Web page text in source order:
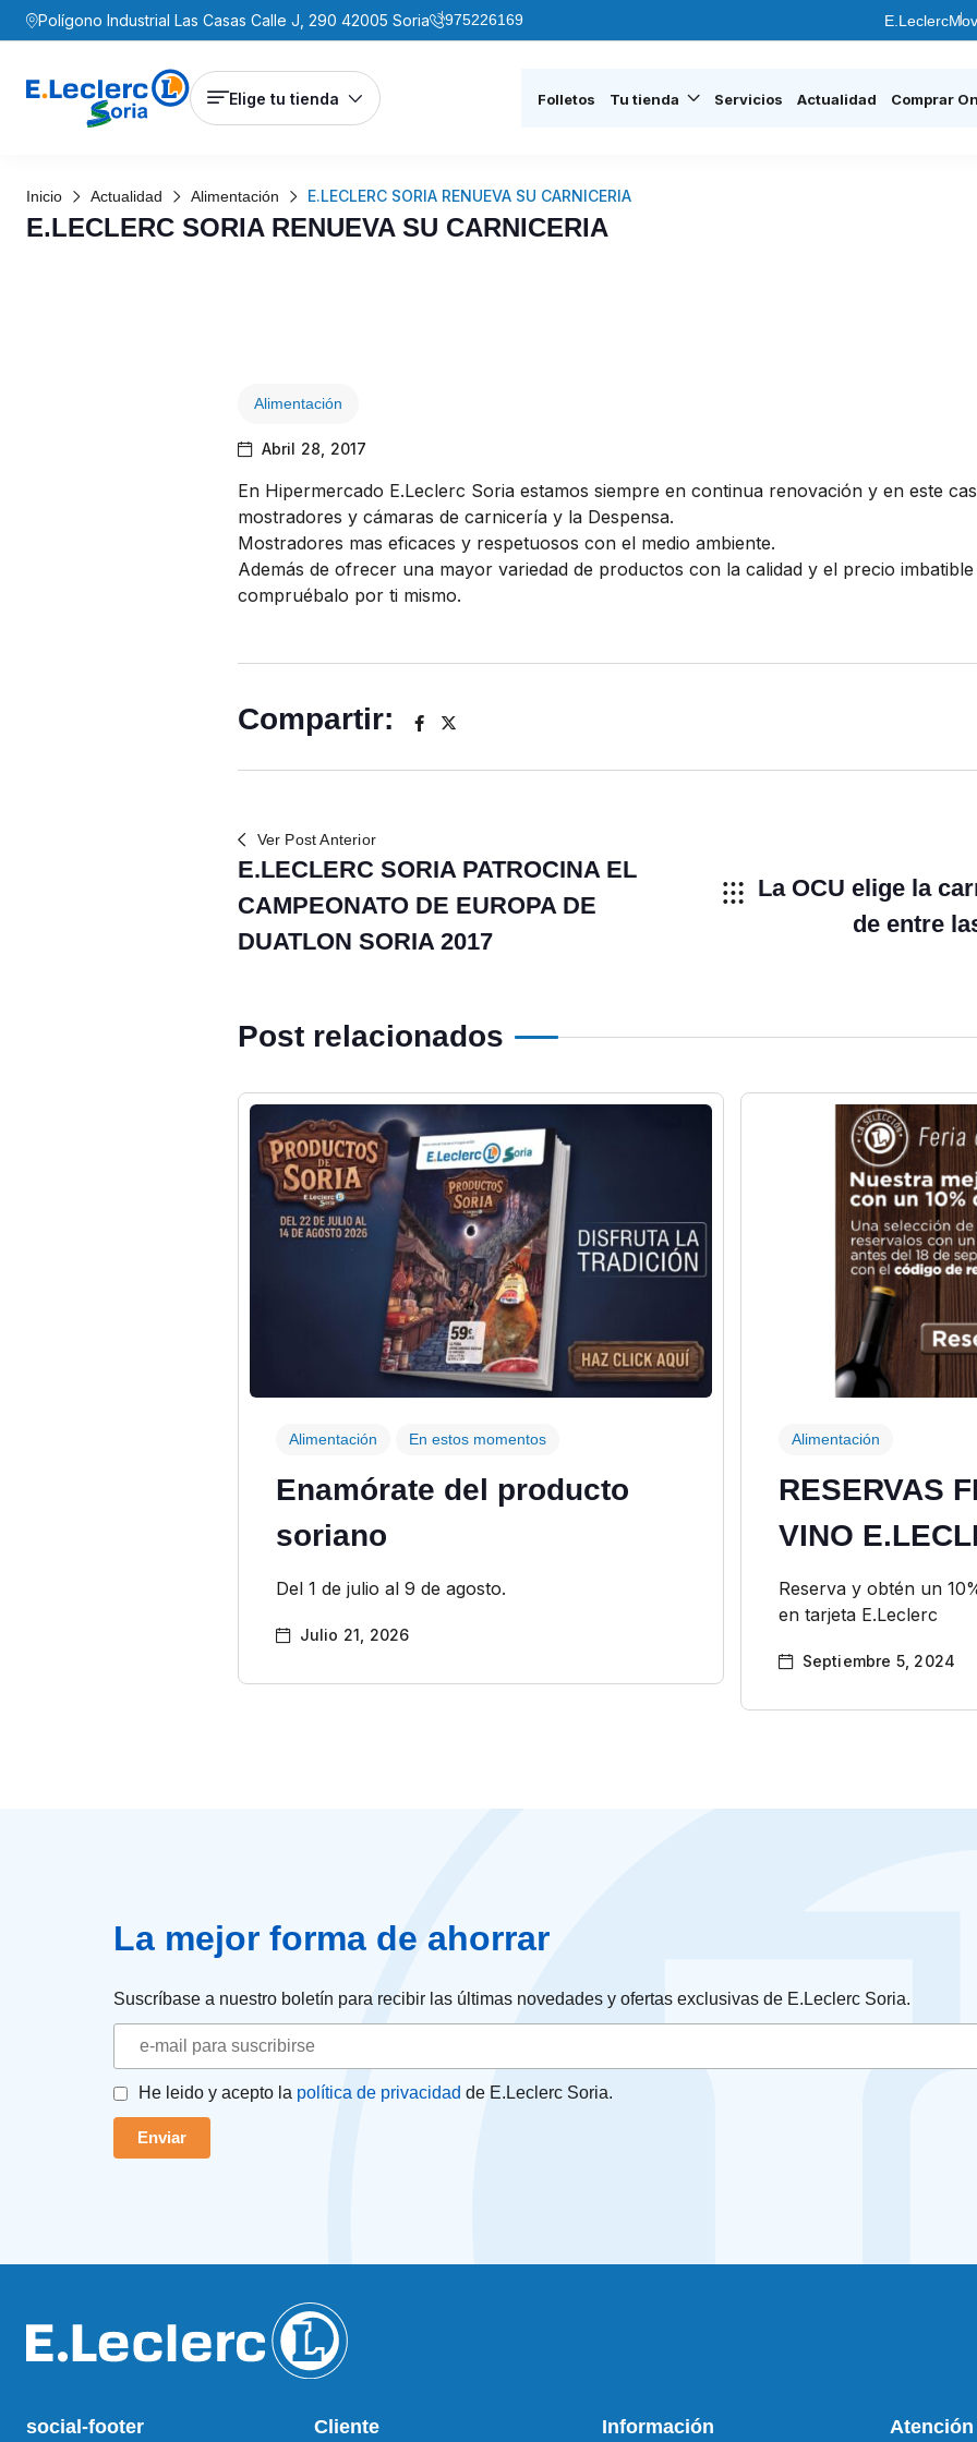
Polígono Industrial Las Casas Calle J, 290 42005 Soria 975226169 E.Leclerc
Elige tu tienda Folletos Tu tienda Servicios Actualidad Comprar
Inicio Actualidad Alimentación E.LECLERC SORIA RENUEVA SU CARNICERIA
E.LECLERC SORIA RENUEVA SU CARNICERIA
Alimentación
Abril 28, 2017
En Hipermercado E.Leclerc Soria estamos siempre en continua renovación y en este
mostradores y cámaras de carnicería y la Despensa.
Mostradores mas eficaces y respetuosos con el medio ambiente.
Además de ofrecer una mayor variedad de productos con la calidad y el precio
compruébalo por ti mismo.
Compartir:
Ver Post Anterior
E.LECLERC SORIA PATROCINA EL
CAMPEONATO DE EUROPA DE
DUATLON SORIA 2017
La OCU elige la
de entre
Post relacionados
Alimentación En estos momentos
Enamórate del producto
soriano
Del 1 de julio al 9 de agosto.
Julio 21, 2026
Alimentación
RESERVAS
VINO
Reserva y obtén un
en tarjeta E.Leclerc
Septiembre 5, 2024
La mejor forma de ahorrar
Suscríbase a nuestro boletín para recibir las últimas novedades y ofertas exclusivas de E.Leclerc Soria.
He leido y acepto la política de privacidad de E.Leclerc Soria.
social-footer Cliente Información